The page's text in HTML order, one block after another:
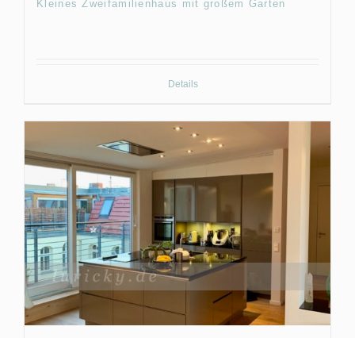
Kleines Zweifamilienhaus mit großem Garten
Details